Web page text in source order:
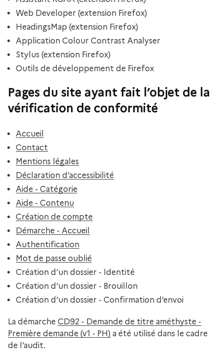
Web Developer (extension Firefox)
HeadingsMap (extension Firefox)
Application Colour Contrast Analyser
Stylus (extension Firefox)
Outils de développement de Firefox
Pages du site ayant fait l’objet de la
vérification de conformité
Accueil
Contact
Mentions légales
Déclaration d’accessibilité
Aide - Catégorie
Aide - Contenu
Création de compte
Démarche - Accueil
Authentification
Mot de passe oublié
Création d’un dossier - Identité
Création d’un dossier - Brouillon
Création d’un dossier - Confirmation d’envoi
La démarche CD92 - Demande de titre améthyste -
Première demande (v1 - PH) a été utilisé dans le cadre
de l’audit.